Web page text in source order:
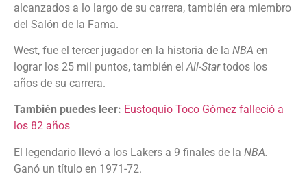
alcanzados a lo largo de su carrera, también era miembro
del Salón de la Fama.
West, fue el tercer jugador en la historia de la NBA en
lograr los 25 mil puntos, también elAll-Startodos los
años de su carrera.
También puedes leer: Eustoquio Toco Gómez falleció a
los 82 años
El legendario llevó a los Lakers a 9 finales de la NBA.
Ganó un título en 1971-72.